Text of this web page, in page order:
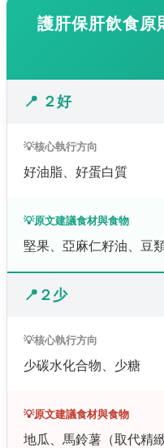
護肝保肝飲食原
📍 ２好
💡核心執行方向
好油脂、好蛋白質
💡原文建議食材與食物
堅果、亞麻仁籽油、豆
📍２少
💡核心執行方向
少碳水化合物、少糖
💡原文建議食材與食物
地瓜、馬鈴薯（取代精